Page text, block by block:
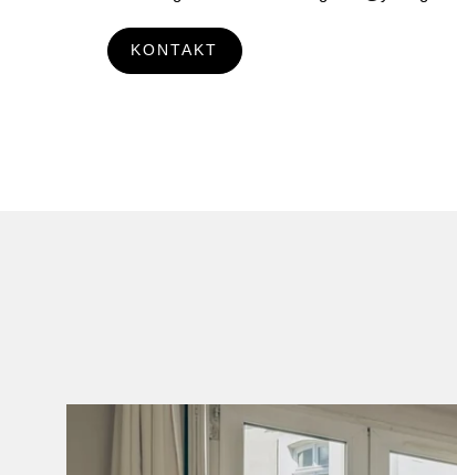
KONTAKT